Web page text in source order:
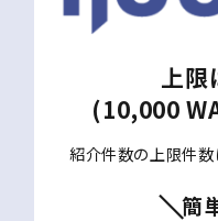
上限
(10,000
紹介件数の上限件数
簡